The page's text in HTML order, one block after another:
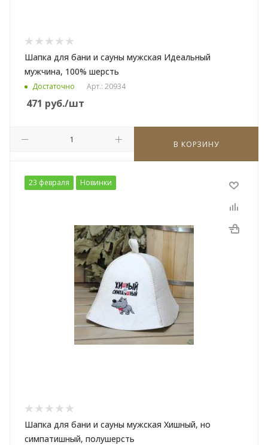
Шапка для бани и сауны мужская Идеальный
мужчина, 100% шерсть
Достаточно Арт.: 20934
471 руб./шт
В КОРЗИНУ
23 февраля Новинки
Шапка для бани и сауны мужская Хишный, но
симпатишный, полушерсть